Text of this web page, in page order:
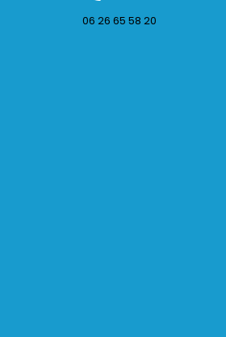
06 26 65 58 20